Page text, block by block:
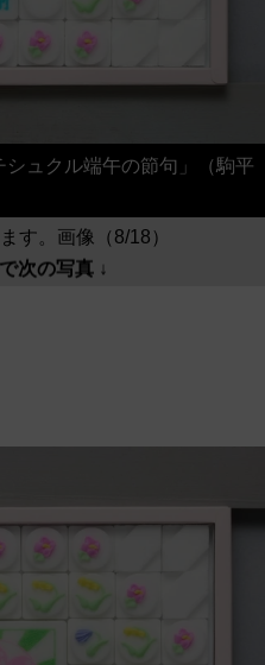
ュクル端午の節句」（駒平
す。画像（8/18）
次の写真 ↓